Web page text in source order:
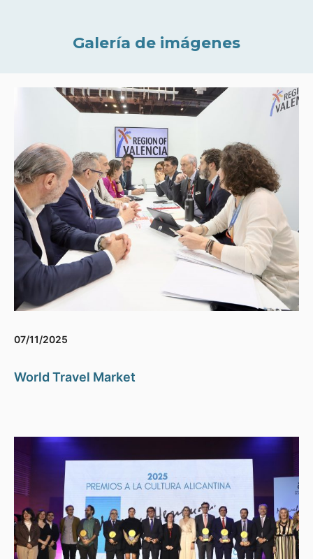
Galería de imágenes
07/11/2025
World Travel Market